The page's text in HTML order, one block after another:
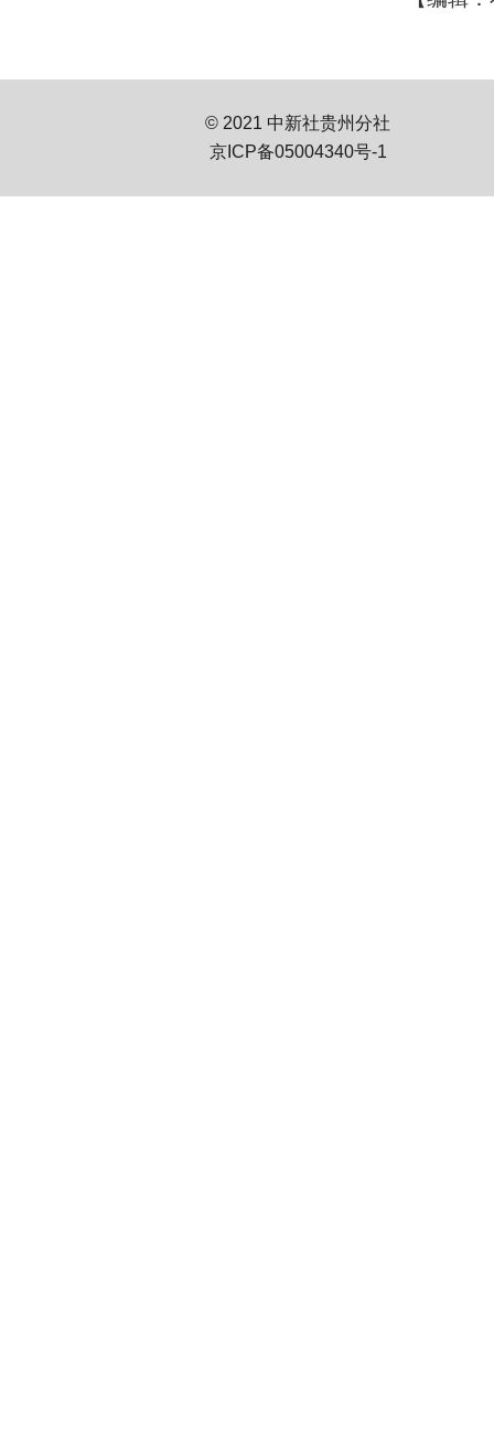
© 2021 中新社贵州分社
京ICP备05004340号-1